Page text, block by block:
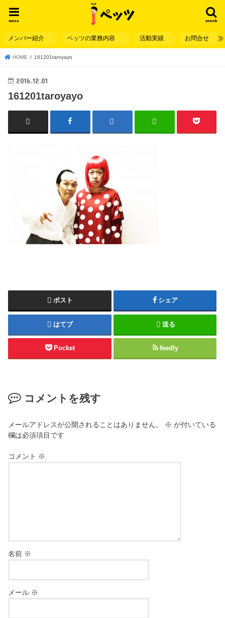
search
menu
メンバー紹介 ペッツの業務内容 活動実績 お問合せ
HOME 161201taroyayo
2016.12.01
161201taroyayo
ポスト シェア
はてブ 送る
Pocket feedly
コメントを残す
メールアドレスが公開されることはありません。 ※ が付いている
欄は必須項目です
コメント ※
名前 ※
メール ※